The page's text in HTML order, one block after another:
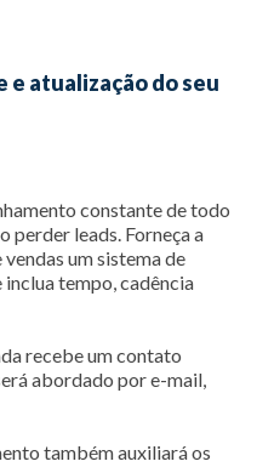
e atualização do seu
constante de todo
perder leads. Forneça a
um sistema de
tempo, cadência
recebe um contato
abordado por e-mail,
também auxiliará os